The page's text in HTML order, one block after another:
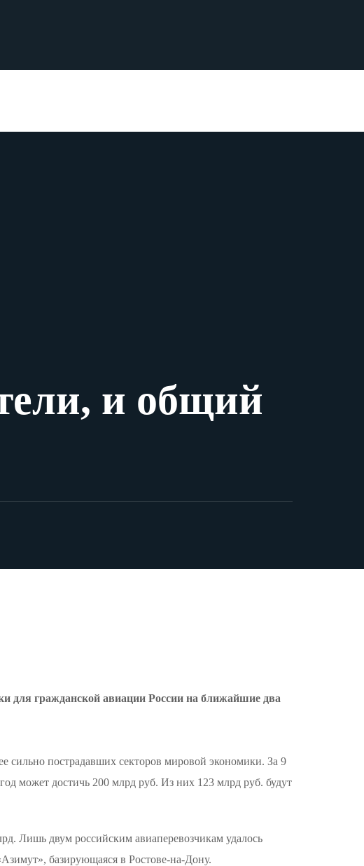
и общий
для гражданской авиации России на ближайшие два
сильно пострадавших секторов мировой экономики. За 9
может достичь 200 млрд руб. Из них 123 млрд руб. будут
Лишь двум российским авиаперевозчикам удалось
базирующаяся в Ростове-на-Дону.